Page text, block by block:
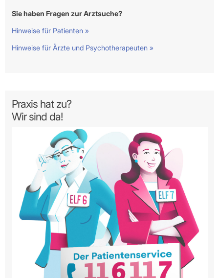
Sie haben Fragen zur Arztsuche?
Hinweise für Patienten »
Hinweise für Ärzte und Psychotherapeuten »
Praxis hat zu?
Wir sind da!